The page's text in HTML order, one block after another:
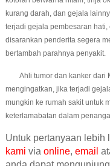
kurang darah, dan gejala
terjadi gejala pembesaran
disarankan penderita segera
bertambah parahnya penyakit.
Ahli tumor dan kanker dari
mengingatkan, jika terjadi
mungkin ke rumah sakit untuk
keterlamabatan dalam
Untuk pertanyaan lebih
kami via online, email